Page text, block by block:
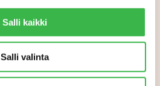
Salli kaikki
Salli valinta